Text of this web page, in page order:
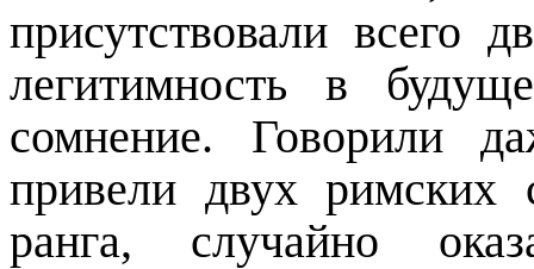
присутствовали всего
легитимность в
сомнение. Говорили
привели двух римских
ранга, случайно